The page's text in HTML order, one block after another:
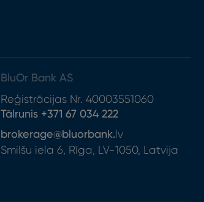
BluOr Bank AS
Reģistrācijas Nr. 40003551060
Tālrunis +371 67 034 222
brokerage@bluorbank. lv
Smilšu iela 6, Rīga, LV-1050, Latvija